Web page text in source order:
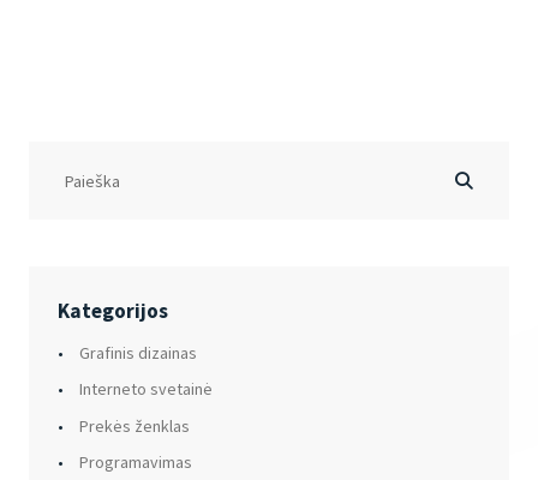
Kategorijos
Grafinis dizainas
Interneto svetainė
Prekės ženklas
Programavimas